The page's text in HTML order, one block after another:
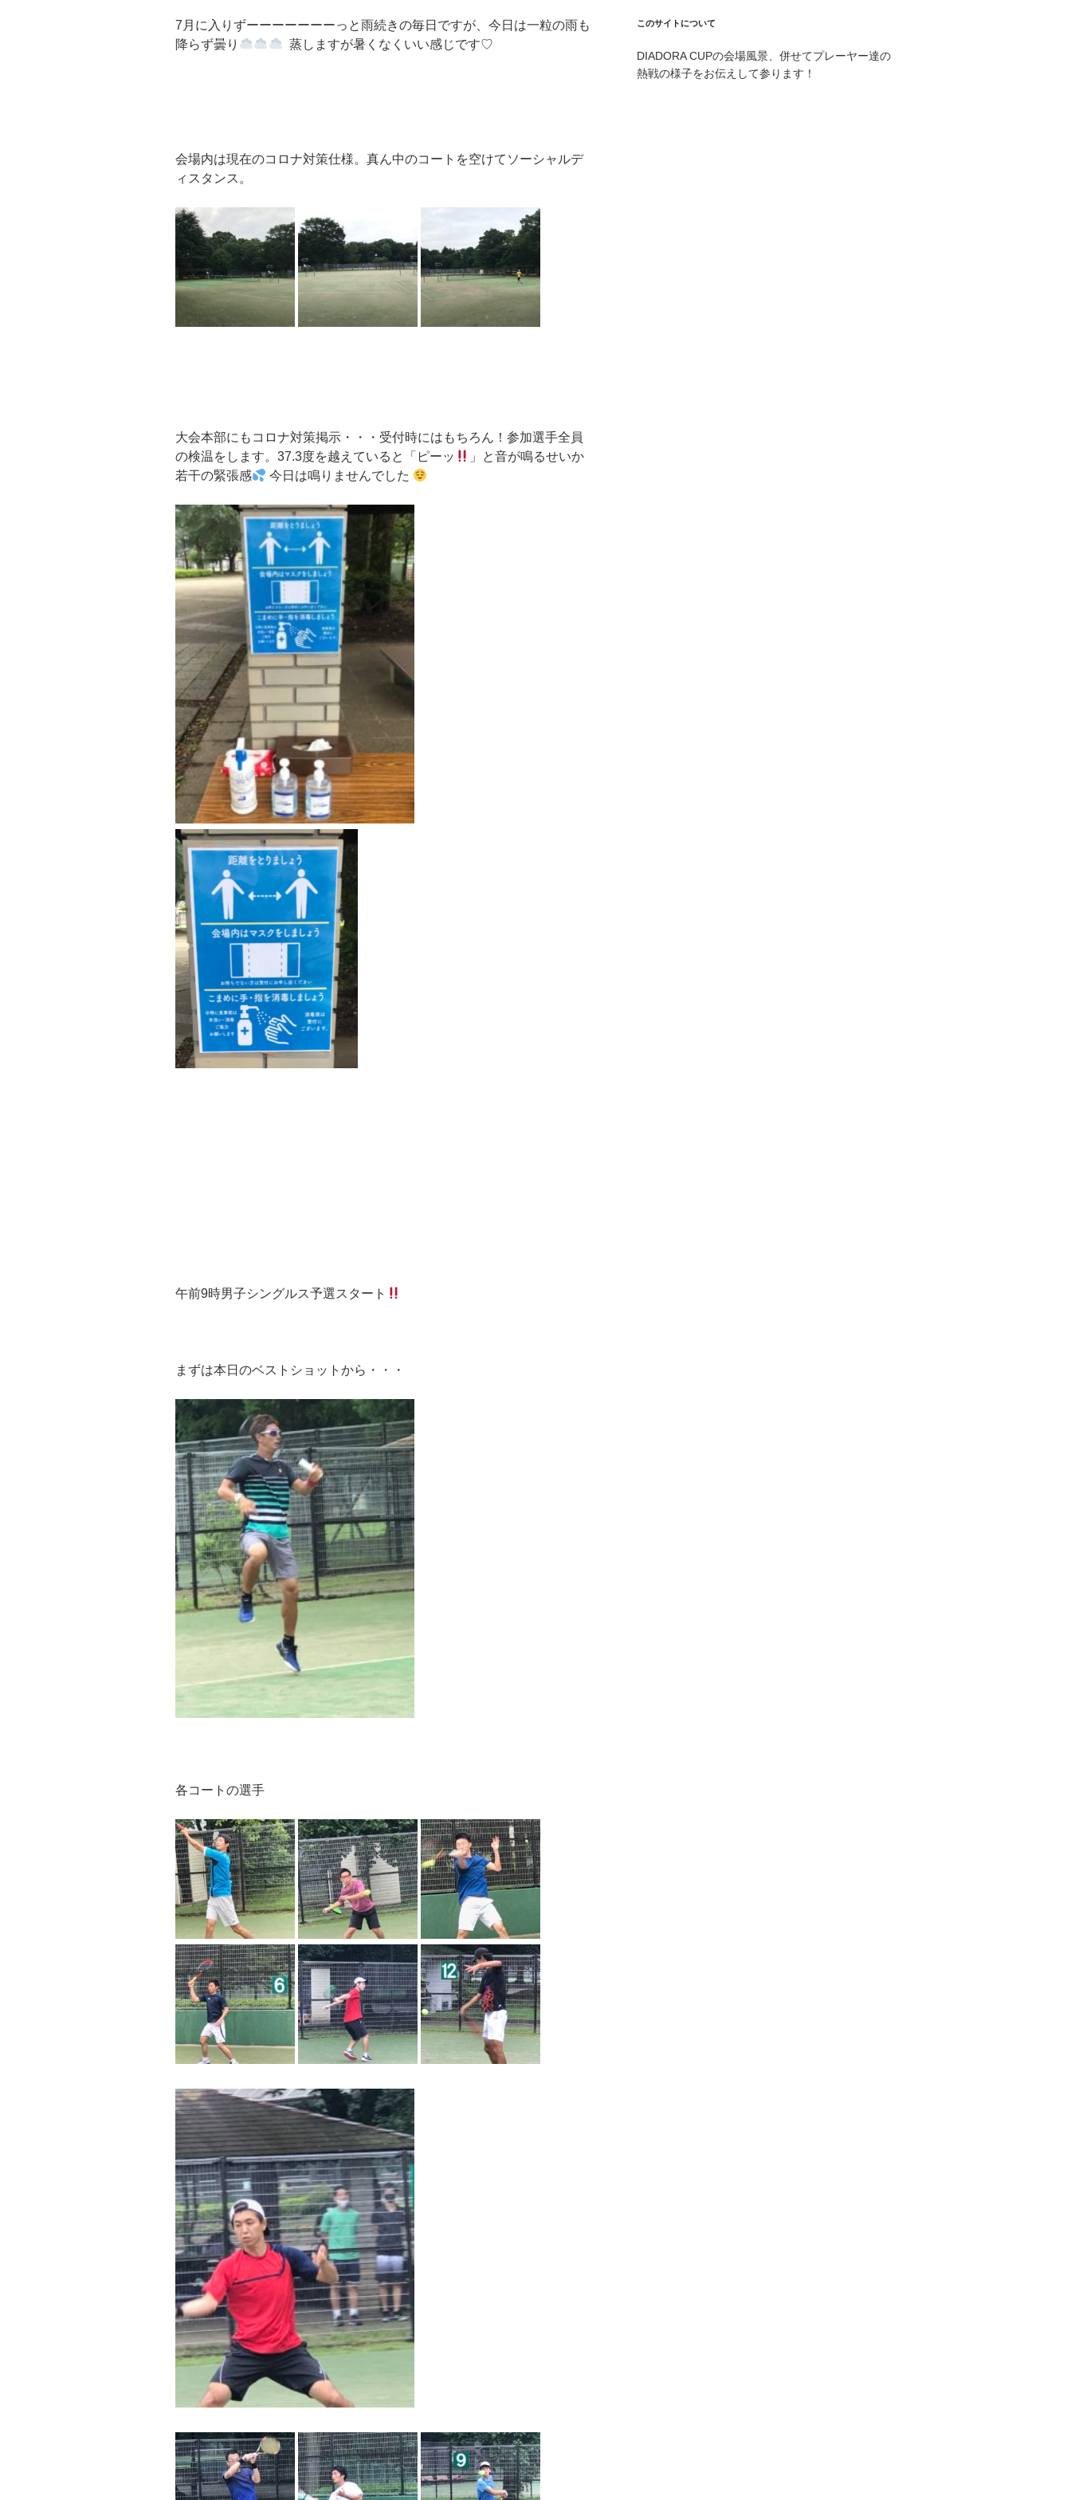
7月に入りずーーーーーーーっと雨続きの毎日ですが、今日は一粒の雨も
降らず曇り
蒸しますが暑くなくいい感じです♡
会場内は現在のコロナ対策仕様。真ん中のコートを空けてソーシャルデ
ィスタンス。
大会本部にもコロナ対策掲示・・・受付時にはもちろん！参加選手全員
の検温をします。37.3度を越えていると「ピーッ
」と音が鳴るせいか
若干の緊張感
今日は鳴りませんでした
午前9時男子シングルス予選スタート
まずは本日のベストショットから・・・
各コートの選手
このサイトについて
DIADORA CUPの会場風景、併せてプレーヤー達の
熱戦の様子をお伝えして参ります！